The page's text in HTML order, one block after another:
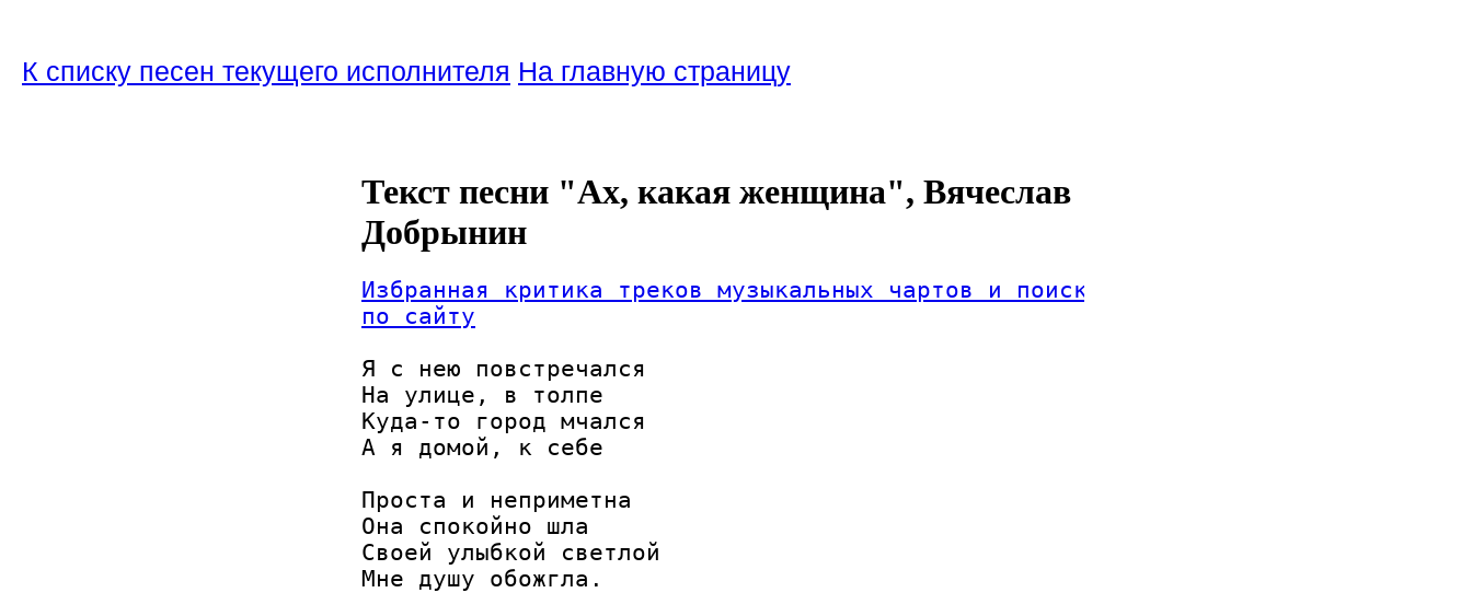
К списку песен текущего исполнителя На главную страницу
Текст песни "Ах, какая женщина", Вячеслав
Добрынин
Избранная критика треков музыкальных чартов и поиск
по сайту
Я с нею повстречался
На улице, в толпе
Куда-то город мчался
А я домой, к себе
Проста и неприметна
Она спокойно шла
Своей улыбкой светлой
Мне душу обожгла.